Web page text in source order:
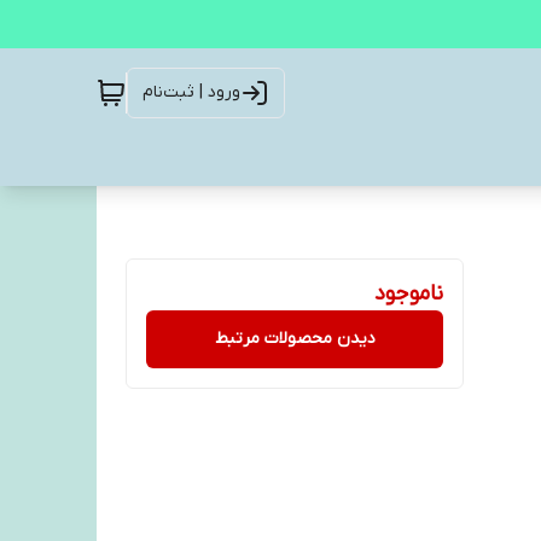
ورود | ثبت‌نام
ناموجود
دیدن محصولات مرتبط